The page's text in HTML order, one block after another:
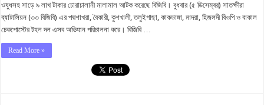
ওষুধসহ সাড়ে ৯ লাখ টাকার চোরাচালানী মালামাল আটক করেছে বিজিবি। বুধবার (৫ ডিসেম্বর) সাতক্ষীরা
ব্যাটালিয়ন (৩৩ বিজিবি) এর পদ্মশাখরা, বৈকারী, কুশখালী, তলুইগাছা, কাকডাঙ্গা, মাদরা, হিজলদী বিওপি ও বাকাল
চেকপোস্টের টহল দল এসব অভিযান পরিচালনা করে। বিজিবি …
Read More »